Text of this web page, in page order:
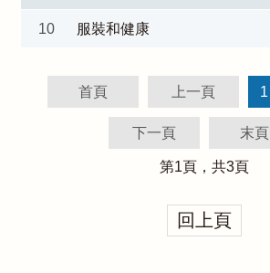
10 服裝和健康
首頁 上一頁 1
下一頁 末頁
第1頁，共3頁
回上頁